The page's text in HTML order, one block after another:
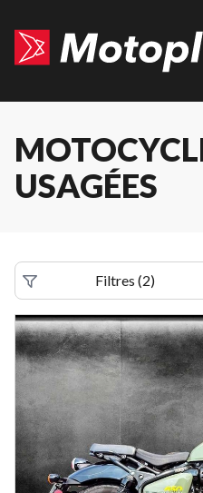
USAGÉES
Filtres (2)